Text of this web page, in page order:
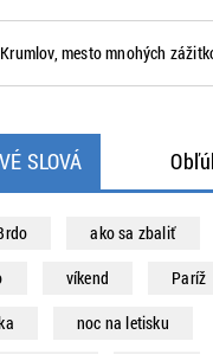
mesto mnohých
SLOVÁ
ako sa zbaliť
víkend
Paríž
noc na letisku